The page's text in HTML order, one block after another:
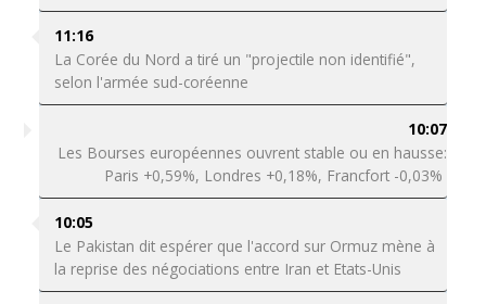
11:16
La Corée du Nord a tiré un "projectile non identifié",
selon l'armée sud-coréenne
10:07
Les Bourses européennes ouvrent stable ou en hausse:
Paris +0,59%, Londres +0,18%, Francfort -0,03%
10:05
Le Pakistan dit espérer que l'accord sur Ormuz mène à
la reprise des négociations entre Iran et Etats-Unis